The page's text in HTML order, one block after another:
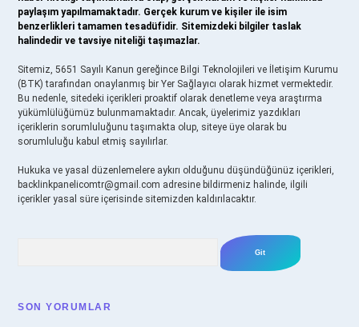
paylaşım yapılmamaktadır. Gerçek kurum ve kişiler ile isim
benzerlikleri tamamen tesadüfidir. Sitemizdeki bilgiler taslak
halindedir ve tavsiye niteliği taşımazlar.
Sitemiz, 5651 Sayılı Kanun gereğince Bilgi Teknolojileri ve İletişim Kurumu
(BTK) tarafından onaylanmış bir Yer Sağlayıcı olarak hizmet vermektedir.
Bu nedenle, sitedeki içerikleri proaktif olarak denetleme veya araştırma
yükümlülüğümüz bulunmamaktadır. Ancak, üyelerimiz yazdıkları
içeriklerin sorumluluğunu taşımakta olup, siteye üye olarak bu
sorumluluğu kabul etmiş sayılırlar.
Hukuka ve yasal düzenlemelere aykırı olduğunu düşündüğünüz içerikleri,
backlinkpanelicomtr@gmail.com adresine bildirmeniz halinde, ilgili
içerikler yasal süre içerisinde sitemizden kaldırılacaktır.
SON YORUMLAR